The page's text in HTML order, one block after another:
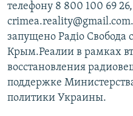
телефону 8 800 100 69
запущено Радіо Свобода
Крым.Реалии в рамках
восстановления
поддержке
политики Украины.